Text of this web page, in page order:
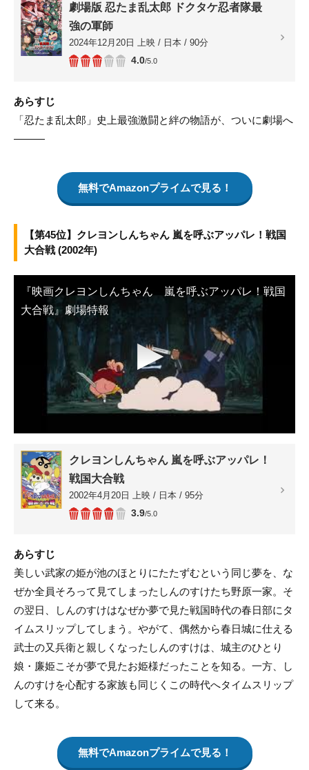
劇場版 忍たま乱太郎 ドクタケ忍者隊最
強の軍師
2024年12月20日 上映 / 日本 / 90分
4.0/5.0
あらすじ
「忍たま乱太郎」史上最強激闘と絆の物語が、ついに劇場へ
―――
無料でAmazonプライムで見る！
【第45位】クレヨンしんちゃん 嵐を呼ぶアッパレ！戦国
大合戦 (2002年)
『映画クレヨンしんちゃん 嵐を呼ぶアッパレ！戦国
大合戦』劇場特報
▶
クレヨンしんちゃん 嵐を呼ぶアッパレ！
戦国大合戦
2002年4月20日 上映 / 日本 / 95分
3.9/5.0
あらすじ
美しい武家の姫が池のほとりにたたずむという同じ夢を、な
ぜか全員そろって見てしまったしんのすけたち野原一家。そ
の翌日、しんのすけはなぜか夢で見た戦国時代の春日部にタ
イムスリップしてしまう。やがて、偶然から春日城に仕える
武士の又兵衛と親しくなったしんのすけは、城主のひとり
娘・廉姫こそが夢で見たお姫様だったことを知る。一方、し
んのすけを心配する家族も同じくこの時代へタイムスリップ
して来る。
無料でAmazonプライムで見る！